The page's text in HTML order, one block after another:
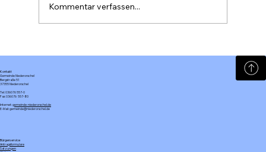
Kommentar verfassen...
Kontakt
Gemeinde Niederorschel
Bergstraße 51
37355 Niederorschel
Tel: 036076 557-0
Fax: 036076 557-80
Internet:gemeinde-niederorschel.de
E-Mail: gemeinde@niederorschel.de
Bürgerservice
Antragsformulare
Satzungen